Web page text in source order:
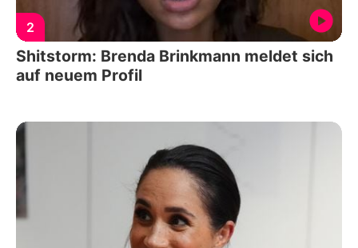
2
Shitstorm: Brenda Brinkmann meldet sich
auf neuem Profil